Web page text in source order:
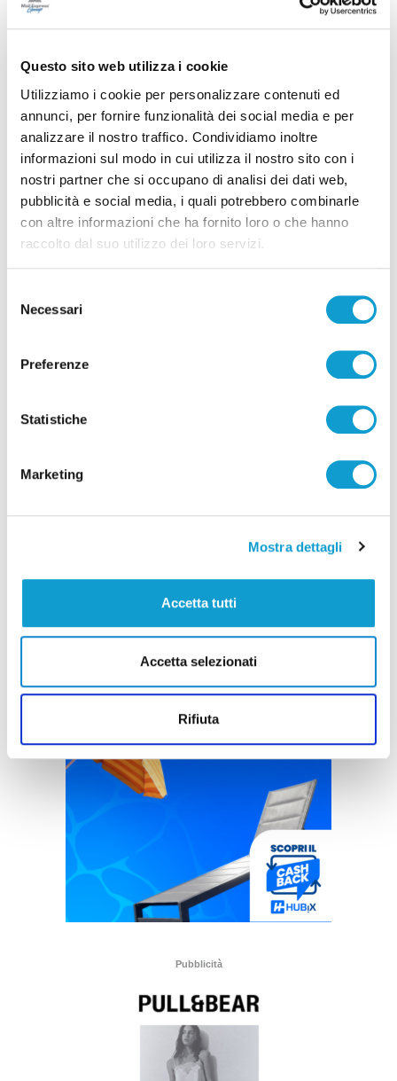
Questo sito web utilizza i cookie
Utilizziamo i cookie per personalizzare contenuti ed
annunci, per fornire funzionalità dei social media e per
analizzare il nostro traffico. Condividiamo inoltre
informazioni sul modo in cui utilizza il nostro sito con i
nostri partner che si occupano di analisi dei dati web,
pubblicità e social media, i quali potrebbero combinarle
con altre informazioni che ha fornito loro o che hanno
raccolto dal suo utilizzo dei loro servizi.
delNecessari
Preferenze
Statistiche
Marketing
Mostra dettagli
Accetta tutti
Accetta selezionati
Rifiuta
Ascoli Piceno - Pennelli volano sui cavi
dell’alta tensione e restano in bilico su un
albero
di Rossella Luciani
Pubblicità